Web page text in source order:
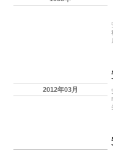
2012年03月